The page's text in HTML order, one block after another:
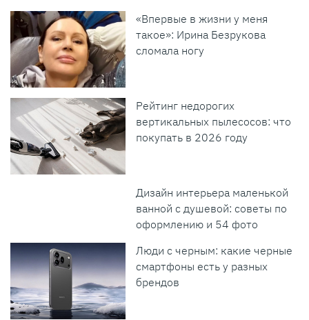
«Впервые в жизни у меня
такое»: Ирина Безрукова
сломала ногу
Рейтинг недорогих
вертикальных пылесосов: что
покупать в 2026 году
Дизайн интерьера маленькой
ванной с душевой: советы по
оформлению и 54 фото
Люди с черным: какие черные
смартфоны есть у разных
брендов